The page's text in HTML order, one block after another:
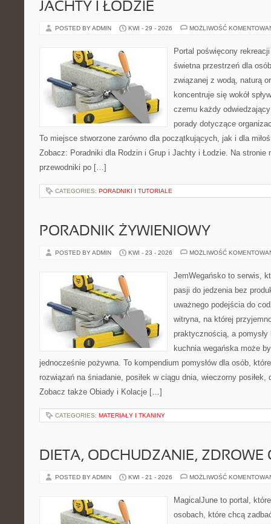
JACHTY I ŁODZIE
POSTED BY ADMIN KWI - 29 - 2026 MOŻLIWOŚĆ
Portal poświęcony
świetna przestrzeń dla
związanej z wodą, naturą
koncentruje się wokół
czemu każdy
porady dotyczące
To miejsce stworzone zarówno dla początkujących, jak i dla
Zobacz: Poradniki dla Rodzin i Grup i Jachty i Łodzie. Na stronie
przewodniki po […]
CATEGORIES: PORADNIKI I TUTORIALE
PORADNIK ŻYWIENIOWY
POSTED BY ADMIN KWI - 23 - 2026 MOŻLIWOŚĆ
JemWegańsko to serwis,
pasji do jedzenia bez
uważnego podejścia do
witryna, na której
praktycznością, a
kuchnia wegańska może
jednocześnie pożywna. To kompendium pomysłów dla osób,
rozwiązań na śniadanie, posiłek w ciągu dnia, wieczorny posiłek,
Zobacz także Obiady i Kolacje […]
CATEGORIES: MATERIAŁY I TKANINY
DIETA, ODCHUDZANIE, ZDROWE
POSTED BY ADMIN KWI - 21 - 2026 MOŻLIWOŚĆ
MagicalJune to portal,
osobach, które chcą